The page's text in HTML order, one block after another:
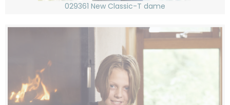
029361 New Classic-T dame